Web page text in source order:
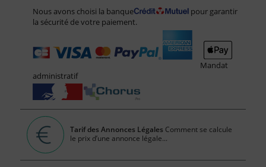
Nous avons choisi la banque
pour garantir
la sécurité de votre paiement.
Mandat
administratif
Tarif des Annonces Légales Comment se calcule
le prix d’une annonce légale...